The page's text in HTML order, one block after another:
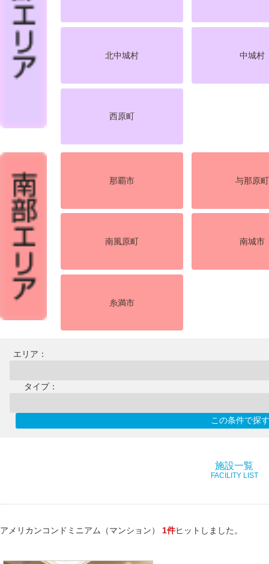
北中城村 中城村
西原町
那覇市 与那原町
南風原町 南城市
糸満市
エリア：
タイプ：
施設一覧
FACILITY LIST
アメリカンコンドミニアム（マンション） 1件ヒットしました。